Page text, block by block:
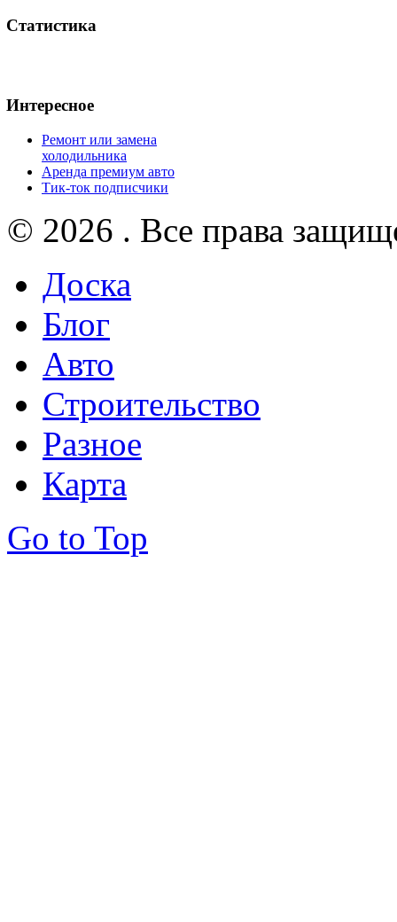
Статистика
Интересное
Ремонт или замена
холодильника
Аренда премиум авто
Тик-ток подписчики
© 2026 . Все права
Доска
Блог
Авто
Строительство
Разное
Карта
Go to Top